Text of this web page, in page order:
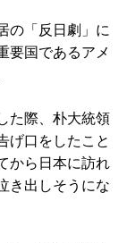
の「反日劇」に
要国であるアメ
た際、朴大統領
げ口をしたこと
から日本に訪れ
き出しそうにな